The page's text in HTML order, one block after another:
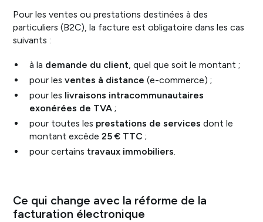
Pour les ventes ou prestations destinées à des
particuliers (B2C), la facture est obligatoire dans les cas
suivants :
à la demande du client, quel que soit le montant ;
pour les ventes à distance (e-commerce) ;
pour les livraisons intracommunautaires
exonérées de TVA;
pour toutes les prestations de services dont le
montant excède 25 € TTC ;
pour certains travaux immobiliers
Ce qui change avec la réforme de la
facturation électronique